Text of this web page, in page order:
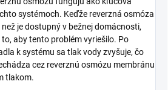
systémoch. Keďže reverzná osmóza
je dostupný v bežnej domácnosti,
aby tento problém vyriešilo. Po
k systému sa tlak vody zvyšuje, čo
cez reverznú osmózu membránu
tlakom.